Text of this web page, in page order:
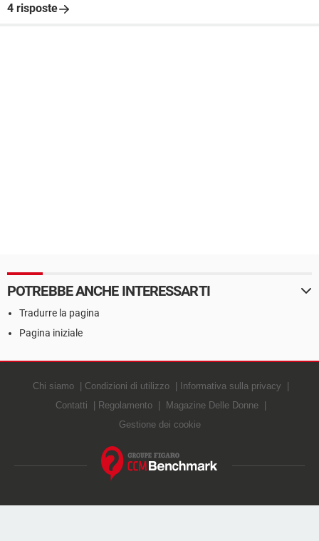
4 risposte
POTREBBE ANCHE INTERESSARTI
Tradurre la pagina
Pagina iniziale
Chi siamo Condizioni di utilizzo
Informativa sulla privacy
Contatti
Regolamento
Magazine Delle Donne
Gestione dei cookie